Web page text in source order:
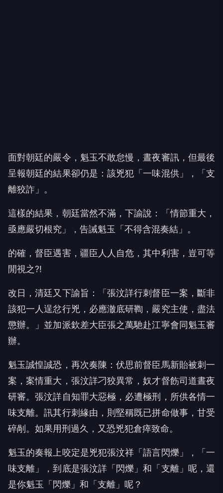
面對朝廷的嚴令，魁玉不敢怠慢，晝夜審訊，但最後
呈報朝廷的結果卻仍是：該兇犯「一味混供」，「支
離狡詐」。
這樣的結果，朝廷當然不滿，下諭說：「情節重大，
亟應嚴切根究」，告誡魁玉「不得含混奏結」。
的確，督臣遇害，疆臣人人自危，其中利害，豈可等
閒視之?!
改日，清廷又下諭旨：「張汶詳行刺督臣一案，斷非
該犯一人逞忿行兇，必應澈底研鞫，嚴究主使，盡法
懲辦。」並加派欽差大臣張之萬馳赴江寧會同魁玉審
辦。
魁玉誠惶誠恐，再次奏陳：伏思前督臣馬新貽被刺一
案，案情重大，張汶詳刁狡異常，奴才督飭司道晝夜
研審。張汶詳自知罪大惡極，必遭極刑，所供各情一
味支離。訊其行刺緣由，則堅稱既已拼命做事，甘受
碎剮。如果用刑過久，又恐兇犯倉瘁致命。
魁玉的奏報上咬定是兇犯張汶祥「語言閃爍」，「一
味支離」，到底是張汶詳「閃爍」和「支離」呢，還
是你魁玉「閃爍」和「支離」呢？